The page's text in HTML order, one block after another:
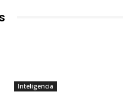
Inteligencia